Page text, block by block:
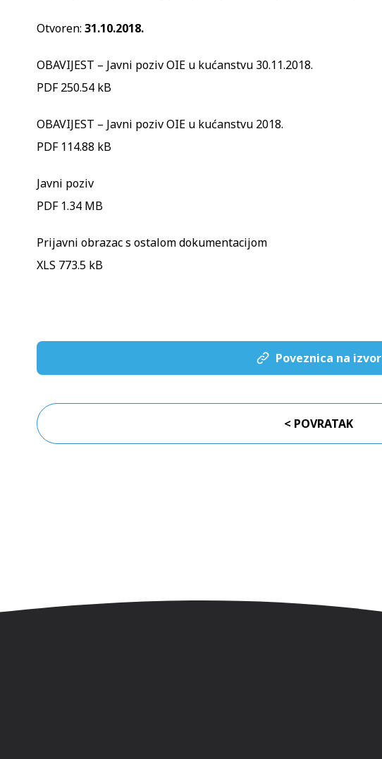
Otvoren: 31.10.2018.
OBAVIJEST – Javni poziv OIE u kućanstvu 30.11.2018.
PDF 250.54 kB
OBAVIJEST – Javni poziv OIE u kućanstvu 2018.
PDF 114.88 kB
Javni poziv
PDF 1.34 MB
Prijavni obrazac s ostalom dokumentacijom
XLS 773.5 kB
Poveznica na izvor
< POVRATAK